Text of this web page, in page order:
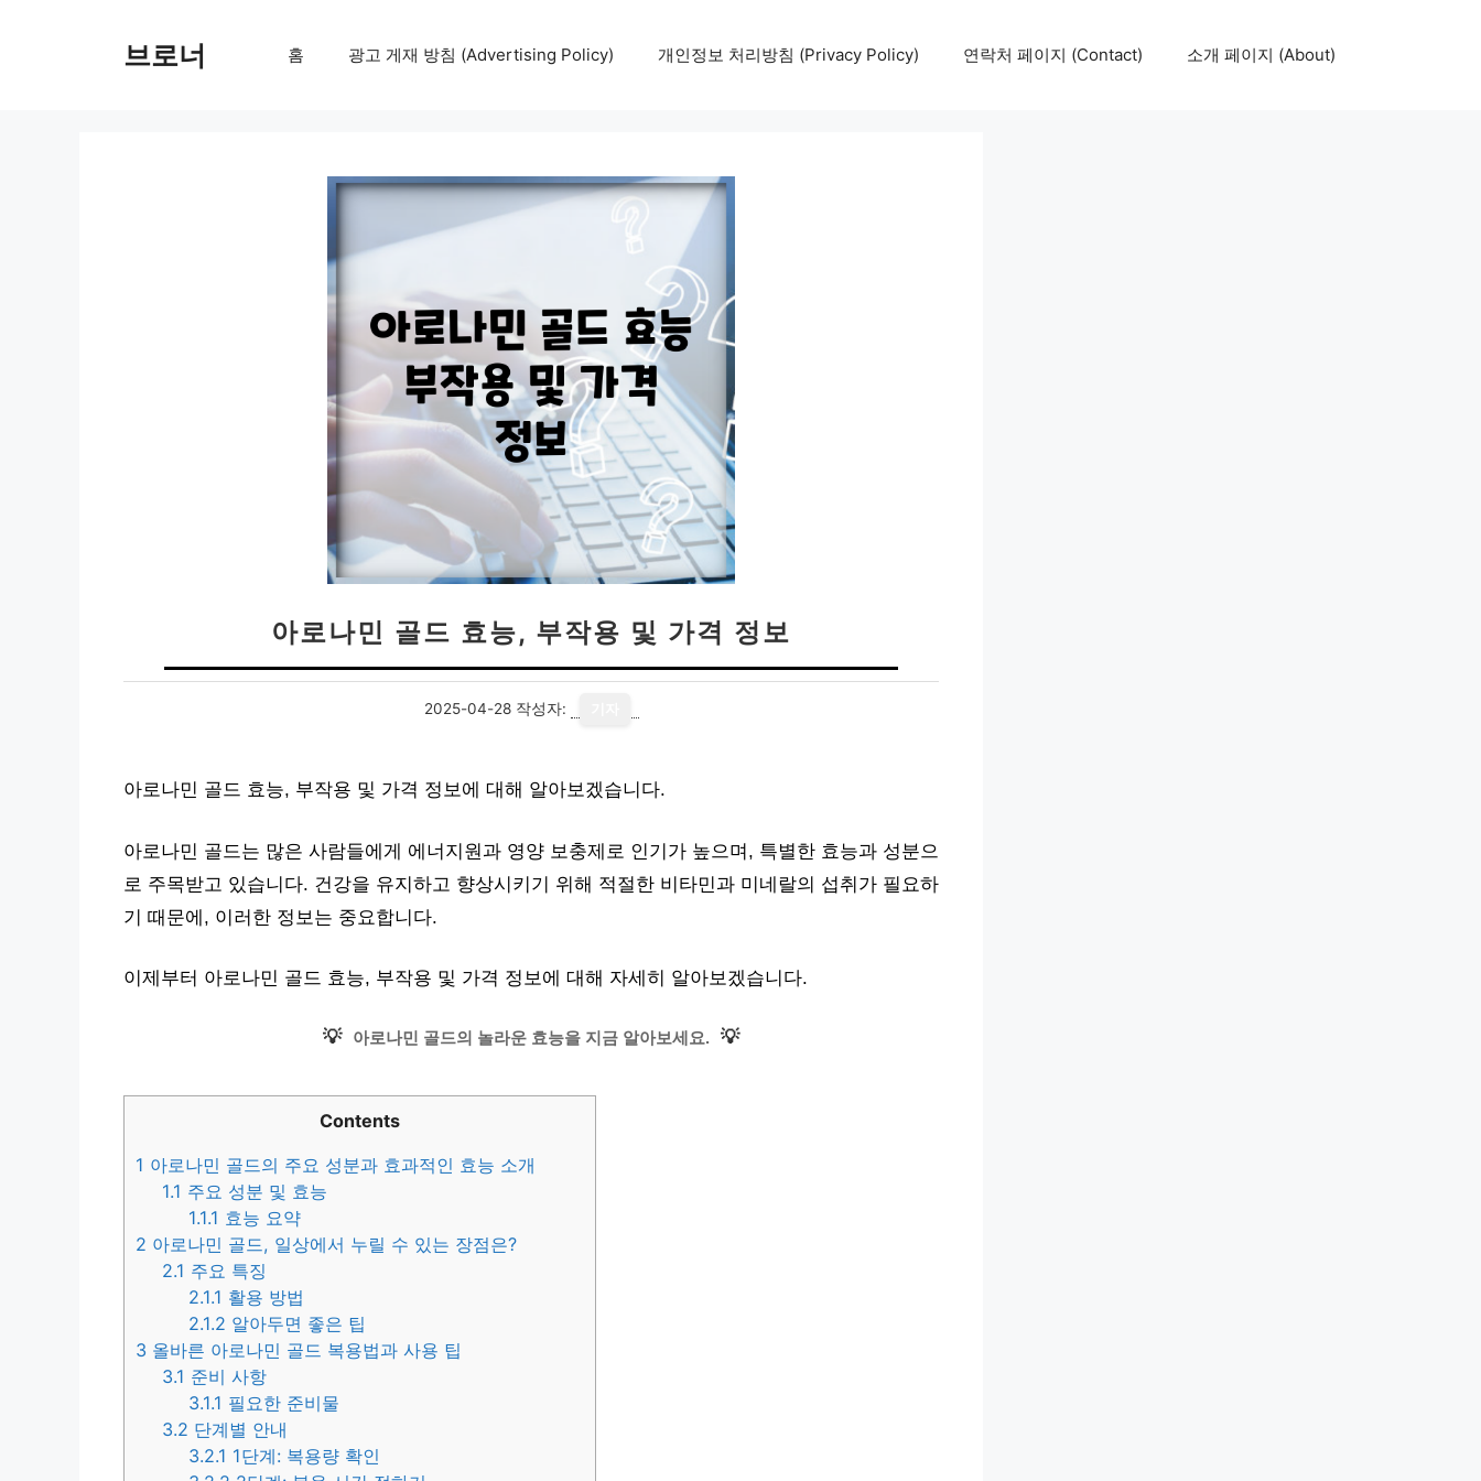
브로너 홈 광고 게재 방침 (Advertising Policy) 개인정보 처리방침 (Privacy Policy) 연락처 페이지 (Contact) 소개 페이지 (About)
아로나민 골드 효능, 부작용 및 가격 정보
2025-04-28 작성자:
아로나민 골드 효능, 부작용 및 가격 정보에 대해 알아보겠습니다.
아로나민 골드는 많은 사람들에게 에너지원과 영양 보충제로 인기가 높으며, 특별한 효능과 성분으
로 주목받고 있습니다. 건강을 유지하고 향상시키기 위해 적절한 비타민과 미네랄의 섭취가 필요하
기 때문에, 이러한 정보는 중요합니다.
이제부터 아로나민 골드 효능, 부작용 및 가격 정보에 대해 자세히 알아보겠습니다.
💡 아로나민 골드의 놀라운 효능을 지금 알아보세요. 💡
Contents
1 아로나민 골드의 주요 성분과 효과적인 효능 소개
1.1 주요 성분 및 효능
1.1.1 효능 요약
2 아로나민 골드, 일상에서 누릴 수 있는 장점은?
2.1 주요 특징
2.1.1 활용 방법
2.1.2 알아두면 좋은 팁
3 올바른 아로나민 골드 복용법과 사용 팁
3.1 준비 사항
3.1.1 필요한 준비물
3.2 단계별 안내
3.2.1 1단계: 복용량 확인